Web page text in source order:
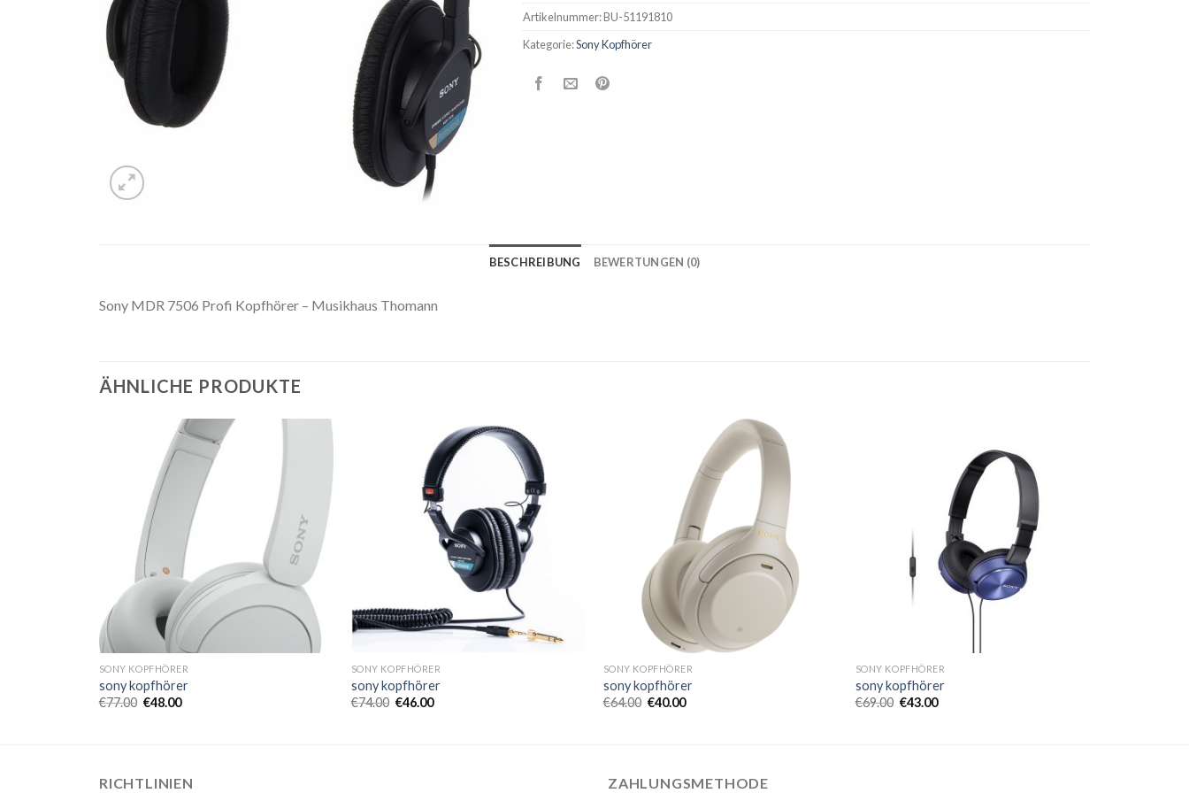
Artikelnummer:BU-51191810
Kategorie:Sony Kopfhörer
BESCHREIBUNG BEWERTUNGEN (0)
Sony MDR 7506 Profi Kopfhörer – Musikhaus Thomann
ÄHNLICHE PRODUKTE
SONY KOPFHÖRER
sony kopfhörer
€77.00 €48.00
SONY KOPFHÖRER
sony kopfhörer
€74.00 €46.00
SONY KOPFHÖRER
sony kopfhörer
€64.00 €40.00
SONY KOPFHÖRER
sony kopfhörer
€69.00 €43.00
RICHTLINIEN ZAHLUNGSMETHODE